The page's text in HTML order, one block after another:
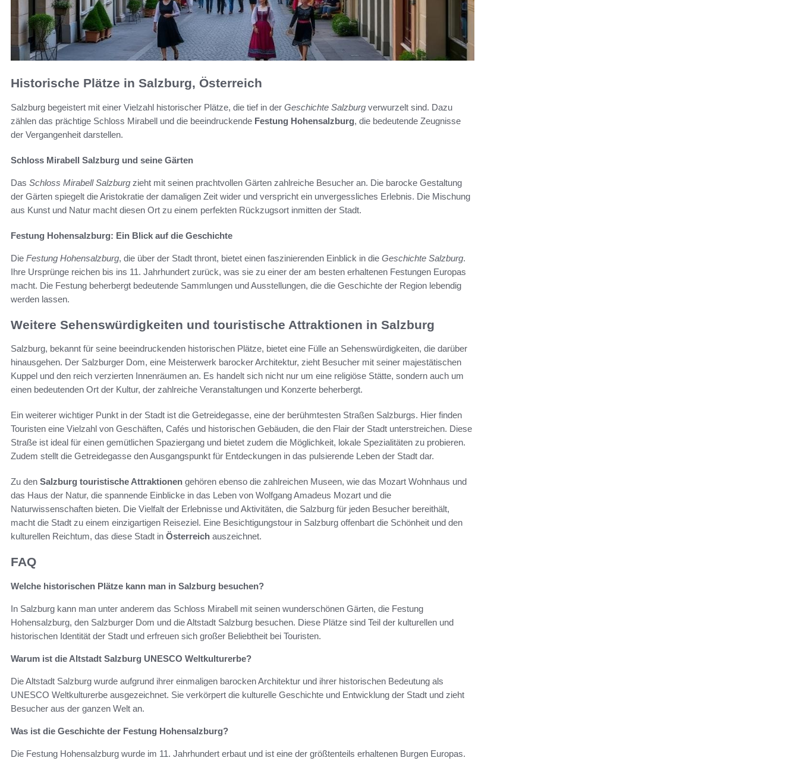
Historische Plätze in Salzburg, Österreich
Salzburg begeistert mit einer Vielzahl historischer Plätze, die tief in der Geschichte Salzburg verwurzelt sind. Dazu
zählen das prächtige Schloss Mirabell und die beeindruckende Festung Hohensalzburg, die bedeutende Zeugnisse
der Vergangenheit darstellen.
Schloss Mirabell Salzburg und seine Gärten
Das Schloss Mirabell Salzburg zieht mit seinen prachtvollen Gärten zahlreiche Besucher an. Die barocke Gestaltung
der Gärten spiegelt die Aristo­kratie der damaligen Zeit wider und verspricht ein unvergessliches Erlebnis. Die Mischung
aus Kunst und Natur macht diesen Ort zu einem perfekten Rückzugsort inmitten der Stadt.
Festung Hohensalzburg: Ein Blick auf die Geschichte
Die Festung Hohensalzburg, die über der Stadt thront, bietet einen faszinierenden Einblick in die Geschichte Salzburg.
Ihre Ursprünge reichen bis ins 11. Jahrhundert zurück, was sie zu einer der am besten erhaltenen Festungen Europas
macht. Die Festung beherbergt bedeutende Sammlungen und Ausstellungen, die die Geschichte der Region lebendig
werden lassen.
Weitere Sehenswürdigkeiten und touristische Attraktionen in Salzburg
Salzburg, bekannt für seine beeindruckenden historischen Plätze, bietet eine Fülle an Sehenswürdigkeiten, die darüber
hinausgehen. Der Salzburger Dom, eine Meisterwerk barocker Architektur, zieht Besucher mit seiner majestätischen
Kuppel und den reich verzierten Innenräumen an. Es handelt sich nicht nur um eine religiöse Stätte, sondern auch um
einen bedeutenden Ort der Kultur, der zahlreiche Veranstaltungen und Konzerte beherbergt.
Ein weiterer wichtiger Punkt in der Stadt ist die Getreidegasse, eine der berühmtesten Straßen Salzburgs. Hier finden
Touristen eine Vielzahl von Geschäften, Cafés und historischen Gebäuden, die den Flair der Stadt unterstreichen. Diese
Straße ist ideal für einen gemütlichen Spaziergang und bietet zudem die Möglichkeit, lokale Spezialitäten zu probieren.
Zudem stellt die Getreidegasse den Ausgangspunkt für Entdeckungen in das pulsierende Leben der Stadt dar.
Zu den Salzburg touristische Attraktionen gehören ebenso die zahlreichen Museen, wie das Mozart Wohnhaus und
das Haus der Natur, die spannende Einblicke in das Leben von Wolfgang Amadeus Mozart und die
Naturwissenschaften bieten. Die Vielfalt der Erlebnisse und Aktivitäten, die Salzburg für jeden Besucher bereithält,
macht die Stadt zu einem einzigartigen Reiseziel. Eine Besichtigungstour in Salzburg offenbart die Schönheit und den
kulturellen Reichtum, das diese Stadt in Österreich auszeichnet.
FAQ
Welche historischen Plätze kann man in Salzburg besuchen?
In Salzburg kann man unter anderem das Schloss Mirabell mit seinen wunderschönen Gärten, die Festung
Hohensalzburg, den Salzburger Dom und die Altstadt Salzburg besuchen. Diese Plätze sind Teil der kulturellen und
historischen Identität der Stadt und erfreuen sich großer Beliebtheit bei Touristen.
Warum ist die Altstadt Salzburg UNESCO Weltkulturerbe?
Die Altstadt Salzburg wurde aufgrund ihrer einmaligen barocken Architektur und ihrer historischen Bedeutung als
UNESCO Weltkulturerbe ausgezeichnet. Sie verkörpert die kulturelle Geschichte und Entwicklung der Stadt und zieht
Besucher aus der ganzen Welt an.
Was ist die Geschichte der Festung Hohensalzburg?
Die Festung Hohensalzburg wurde im 11. Jahrhundert erbaut und ist eine der größtenteils erhaltenen Burgen Europas.